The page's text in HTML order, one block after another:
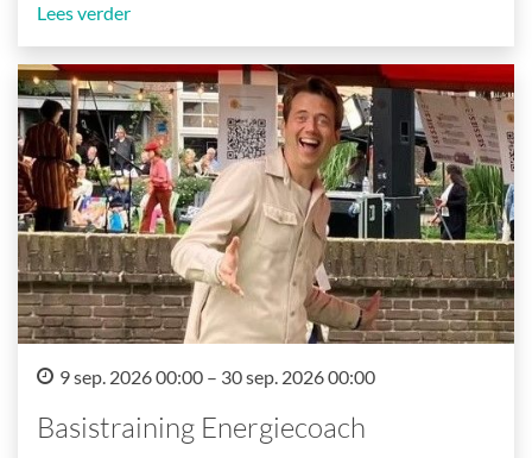
Lees verder
9 sep. 2026 00:00 – 30 sep. 2026 00:00
Basistraining Energiecoach